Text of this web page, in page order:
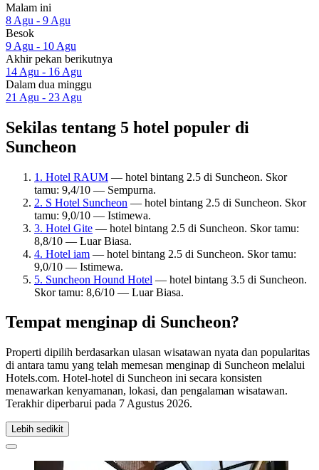
Malam ini
8 Agu - 9 Agu
Besok
9 Agu - 10 Agu
Akhir pekan berikutnya
14 Agu - 16 Agu
Dalam dua minggu
21 Agu - 23 Agu
Sekilas tentang 5 hotel populer di
Suncheon
1. Hotel RAUM — hotel bintang 2.5 di Suncheon. Skor
tamu: 9,4/10 — Sempurna.
2. S Hotel Suncheon — hotel bintang 2.5 di Suncheon. Skor
tamu: 9,0/10 — Istimewa.
3. Hotel Gite — hotel bintang 2.5 di Suncheon. Skor tamu:
8,8/10 — Luar Biasa.
4. Hotel iam — hotel bintang 2.5 di Suncheon. Skor tamu:
9,0/10 — Istimewa.
5. Suncheon Hound Hotel — hotel bintang 3.5 di Suncheon.
Skor tamu: 8,6/10 — Luar Biasa.
Tempat menginap di Suncheon?
Properti dipilih berdasarkan ulasan wisatawan nyata dan popularitas
di antara tamu yang telah memesan menginap di Suncheon melalui
Hotels.com. Hotel-hotel di Suncheon ini secara konsisten
menawarkan kenyamanan, lokasi, dan pengalaman wisatawan.
Terakhir diperbarui pada 7 Agustus 2026.
Lebih sedikit